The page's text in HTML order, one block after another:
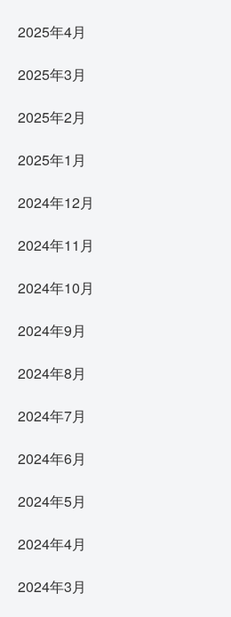
2025年4月
2025年3月
2025年2月
2025年1月
2024年12月
2024年11月
2024年10月
2024年9月
2024年8月
2024年7月
2024年6月
2024年5月
2024年4月
2024年3月